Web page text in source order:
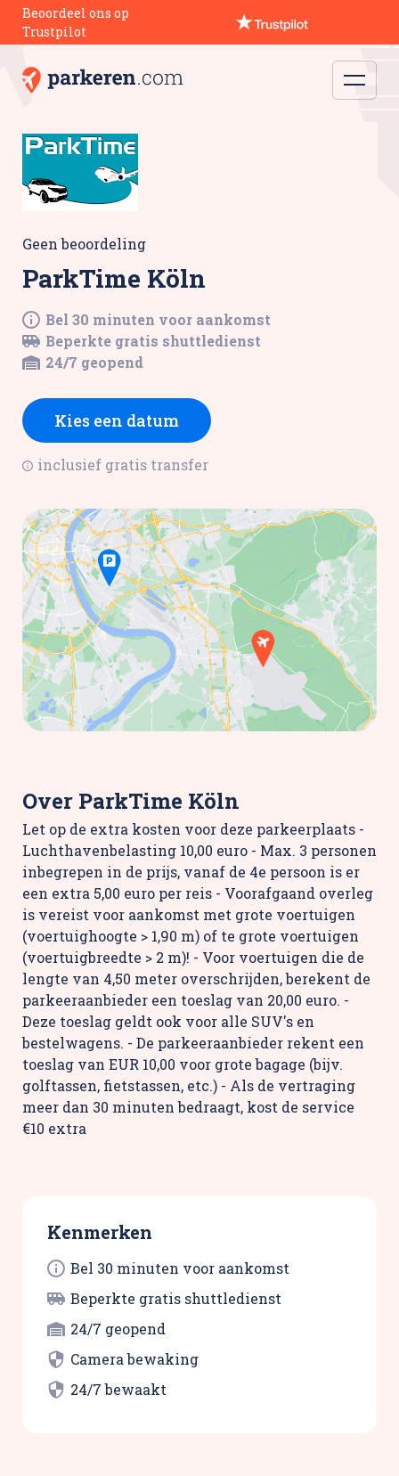
Beoordeel ons op
Trustpilot
Geen beoordeling
ParkTime Köln
Bel 30 minuten voor aankomst
Beperkte gratis shuttledienst
24/7 geopend
Kies een datum
inclusief gratis transfer
Over ParkTime Köln
Let op de extra kosten voor deze parkeerplaats -
Luchthavenbelasting 10,00 euro - Max. 3 personen
inbegrepen in de prijs, vanaf de 4e persoon is er
een extra 5,00 euro per reis - Voorafgaand overleg
is vereist voor aankomst met grote voertuigen
(voertuighoogte > 1,90 m) of te grote voertuigen
(voertuigbreedte > 2 m)! - Voor voertuigen die de
lengte van 4,50 meter overschrijden, berekent de
parkeeraanbieder een toeslag van 20,00 euro. -
Deze toeslag geldt ook voor alle SUV's en
bestelwagens. - De parkeeraanbieder rekent een
toeslag van EUR 10,00 voor grote bagage (bijv.
golftassen, fietstassen, etc.) - Als de vertraging
meer dan 30 minuten bedraagt, kost de service
€10 extra
Kenmerken
Bel 30 minuten voor aankomst
Beperkte gratis shuttledienst
24/7 geopend
Camera bewaking
24/7 bewaakt